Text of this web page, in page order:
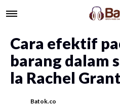
Cara efektif
barang dalam
la Rachel
Batok.co